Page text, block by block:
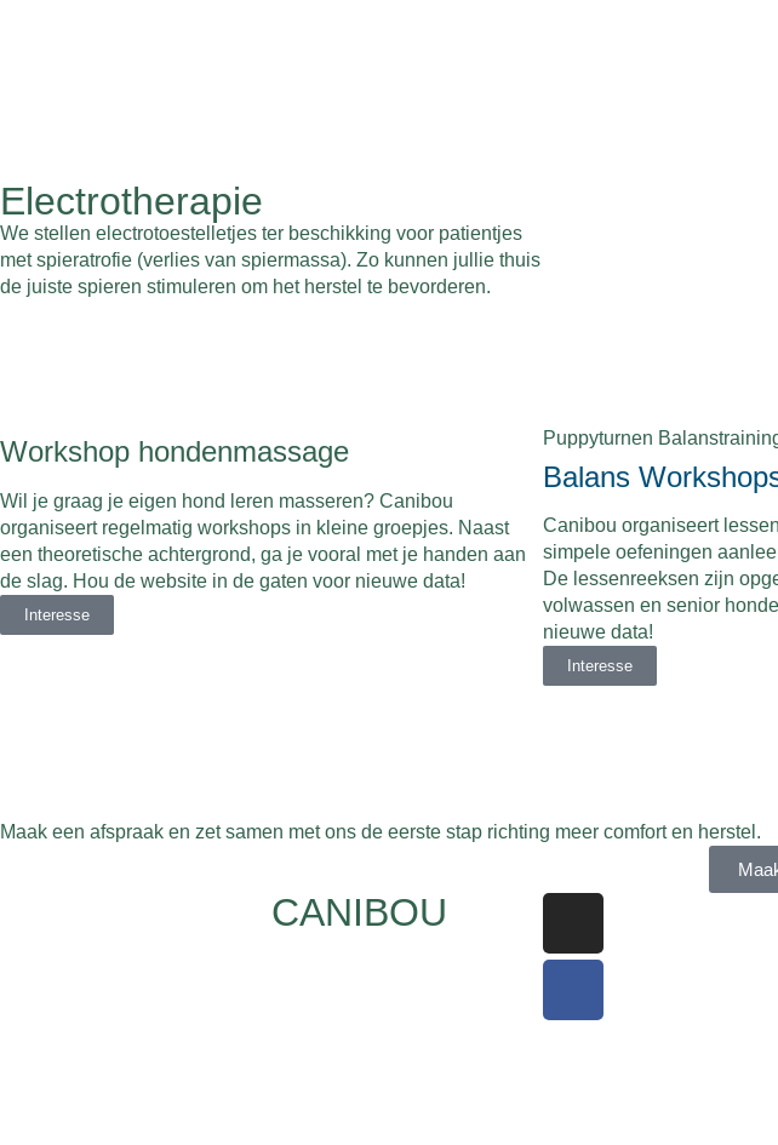
Electrotherapie
We stellen electrotoestelletjes ter beschikking voor patientjes
met spieratrofie (verlies van spiermassa). Zo kunnen jullie thuis
de juiste spieren stimuleren om het herstel te bevorderen.
Workshop hondenmassage
Wil je graag je eigen hond leren masseren? Canibou
organiseert regelmatig workshops in kleine groepjes. Naast
een theoretische achtergrond, ga je vooral met je handen aan
de slag. Hou de website in de gaten voor nieuwe data!
Interesse
Puppyturnen
Balans
Canibou organiseert
simpele oefeningen
De lessenreeksen zijn
volwassen en senior
nieuwe data!
Interesse
Maak een afspraak en zet samen met ons de eerste stap richting meer comfort en herstel.
CANIBOU